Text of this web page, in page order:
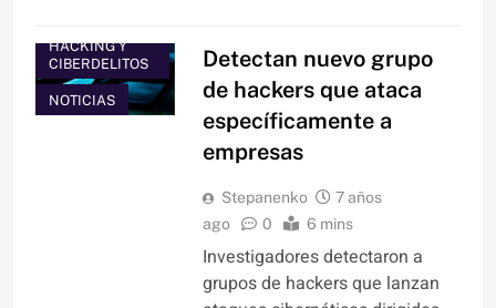
HACKING Y
CIBERDELITOS
NOTICIAS
Detectan nuevo grupo
de hackers que ataca
específicamente a
empresas
Stepanenko
7 años
ago
0 6 mins
Investigadores detectaron a
grupos de hackers que lanzan